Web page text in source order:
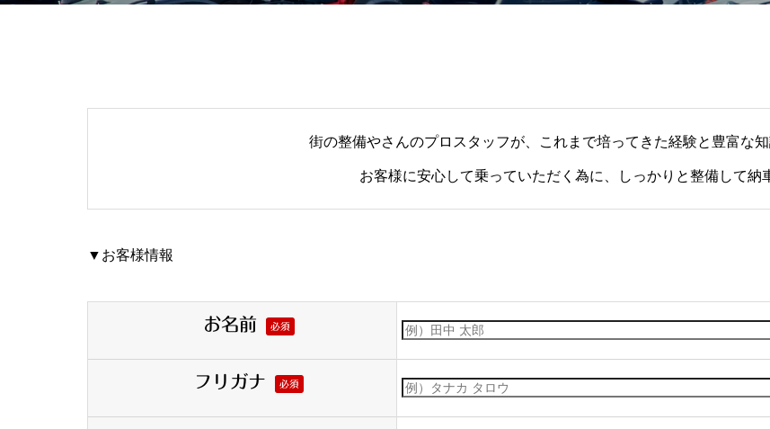
街の整備やさんのプロスタッフが、これまで培ってきた経験と豊富な知
お客様に安心して乗っていただく為に、しっかりと整備して納
▼お客様情報
お名前 必須
フリガナ 必須